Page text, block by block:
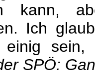
kann,
Ich
sein,
SPÖ: